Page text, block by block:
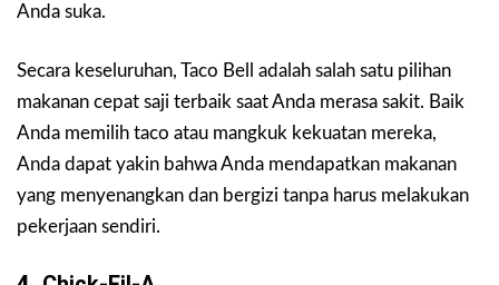
Anda suka.
Secara keseluruhan, Taco Bell adalah salah satu pilihan
makanan cepat saji terbaik saat Anda merasa sakit. Baik
Anda memilih taco atau mangkuk kekuatan mereka,
Anda dapat yakin bahwa Anda mendapatkan makanan
yang menyenangkan dan bergizi tanpa harus melakukan
pekerjaan sendiri.